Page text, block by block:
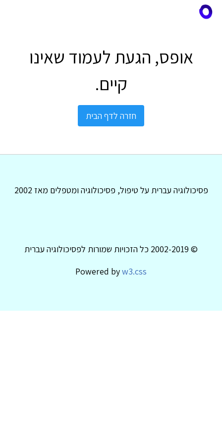
אופס, הגעת לעמוד שאינו
קיים.
חזרה לדף הבית
פסיכולוגיה עברית על טיפול, פסיכולוגיה ומטפלים מאז 2002
© 2002-2019 כל הזכויות שמורות לפסיכולוגיה עברית
Powered byw3.css